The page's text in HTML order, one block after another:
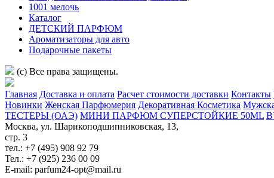
1001 мелочь
Каталог
ДЕТСКИЙ ПАРФЮМ
Ароматизаторы для авто
Подарочные пакеты
(c) Все права защищены.
Главная Доставка и оплата Расчет стоимости доставки Контакты
Новинки Женская Парфюмерия Декоративная Косметика
ТЕСТЕРЫ (ОАЭ) МИНИ ПАРФЮМ СУПЕРСТОЙКИЕ 50ML
Москва, ул. Шарикоподшипниковская, 13,
стр. 3
тел.: +7 (495) 908 92 79
Тел.: +7 (925) 236 00 09
E-mail: parfum24-opt@mail.ru